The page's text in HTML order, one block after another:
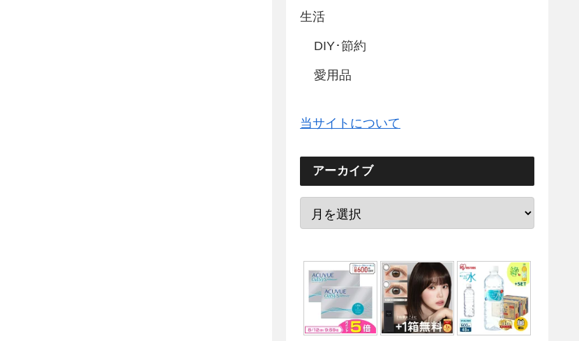
生活
DIY･節約
愛用品
当サイトについて
アーカイブ